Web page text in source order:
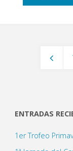
de
ENTRADAS
1er Trofeo